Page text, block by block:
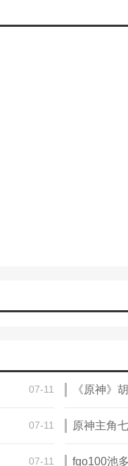
07-11
07-11
07-11 fgo100池